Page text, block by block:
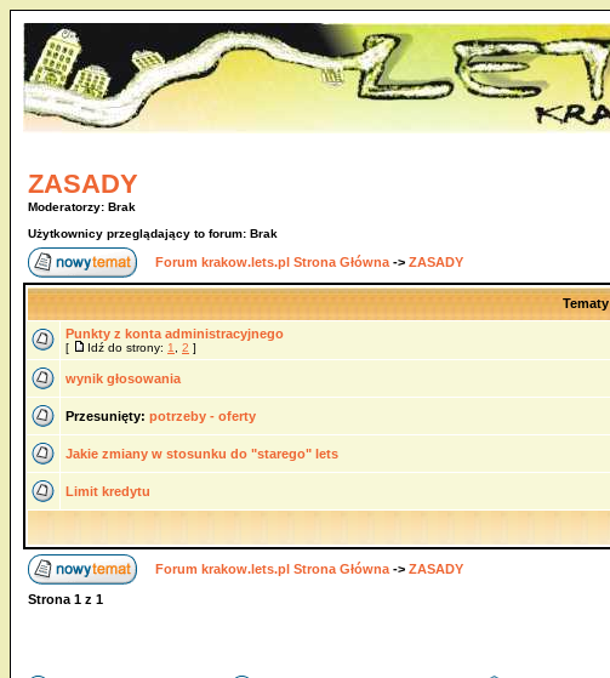
ZASADY
Moderatorzy: Brak
Użytkownicy przeglądający to forum: Brak
Forum krakow.lets.pl Strona Główna -> ZASADY
Tematy
Punkty z konta administracyjnego
[ Idź do strony: 1 2 ]
wynik głosowania
Przesunięty: potrzeby - oferty
Jakie zmiany w stosunku do "starego" lets
Limit kredytu
Forum krakow.lets.pl Strona Główna -> ZASADY
Strona 1 z 1